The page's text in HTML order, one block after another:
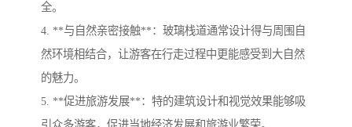
全。
4. **与自然亲密接触**：玻璃栈道通常设计得与周围自
然环境相结合，让游客在行走过程中更能感受到大自然
的魅力。
5. **促进旅游发展**：特的建筑设计和视觉效果能够吸